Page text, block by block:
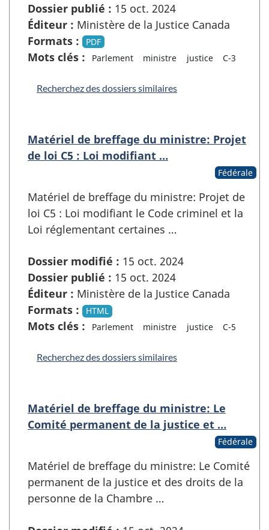
Dossier publié : 15 oct. 2024
Éditeur : Ministère de la Justice Canada
Formats :
PDF
Mots clés : Parlement ministre justice C-3
Recherchez des dossiers similaires
Matériel de breffage du ministre: Projet
de loi C5 : Loi modifiant …
Fédérale
Matériel de breffage du ministre: Projet de
loi C5 : Loi modifiant le Code criminel et la
Loi réglementant certaines …
Dossier modifié : 15 oct. 2024
Dossier publié : 15 oct. 2024
Éditeur : Ministère de la Justice Canada
Formats :
HTML
Mots clés : Parlement ministre justice C-5
Recherchez des dossiers similaires
Matériel de breffage du ministre: Le
Comité permanent de la justice et …
Fédérale
Matériel de breffage du ministre: Le Comité
permanent de la justice et des droits de la
personne de la Chambre …